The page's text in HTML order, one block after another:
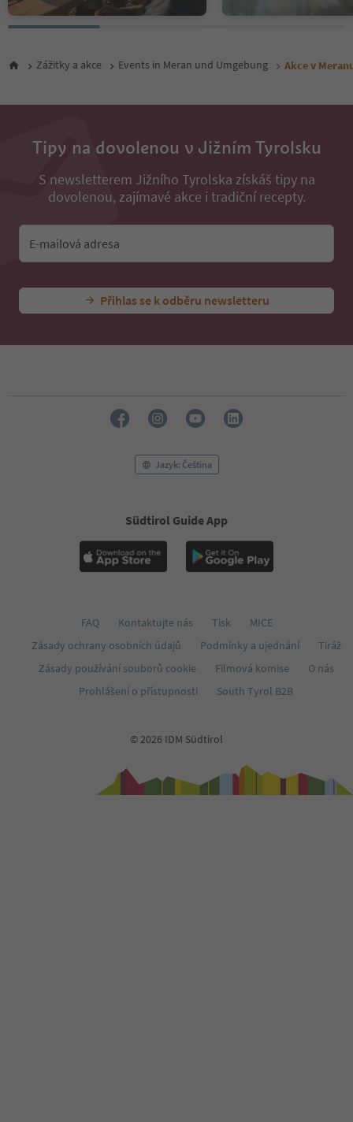
Zážitky a akce Events in Meran und Umgebung Akce v
Tipy na dovolenou v Jižním Tyrolsku
S newsletterem Jižního Tyrolska získáš tipy na
dovolenou, zajímavé akce i tradiční recepty.
E-mailová adresa
Přihlas se k odběru newsletteru
Jazyk: Čeština
Südtirol Guide App
FAQ Kontaktujte nás Tisk
MICE
Zásady ochrany osobních údajů
Podmínky a ujednání
Tiráž
Zásady používání souborů cookie
Filmová komise
O nás
Prohlášení o přístupnosti
South Tyrol B2B
© 2026 IDM Südtirol